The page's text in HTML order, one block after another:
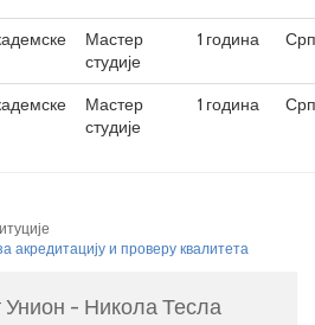
Мастер
студије
1 година
Мастер
студије
1 година
акредитацију и проверу квалитета
Унион - Никола Тесла